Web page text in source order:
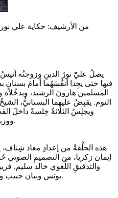
من الأرشيف: حكاية علي نور
يصلُ عليّْ نورُ الدينِ وزوجتُه أنيسُ
فيها حتى يجِدا أنفُسَهُما أمامَ بستانٍ
المسلمين هارونَ الرشيد، ويدخُلاه
النوم. يقبِضُ عليهِما البستانيُّ،
ويجلِسُ الثلاثةُ خِلسةً داخلَ
ووزيرُه جعفرٌ البرمكيُّ أمرَهم.
هذه الحلْقةُ من إعدادِ معاذ شِناف،
إيمان زكريا، من التصميمِ
والتدقيقِ اللُغوي خالد سليم.
يونس وبيان حبيب وعمر خطاب ومحمد ياسر.